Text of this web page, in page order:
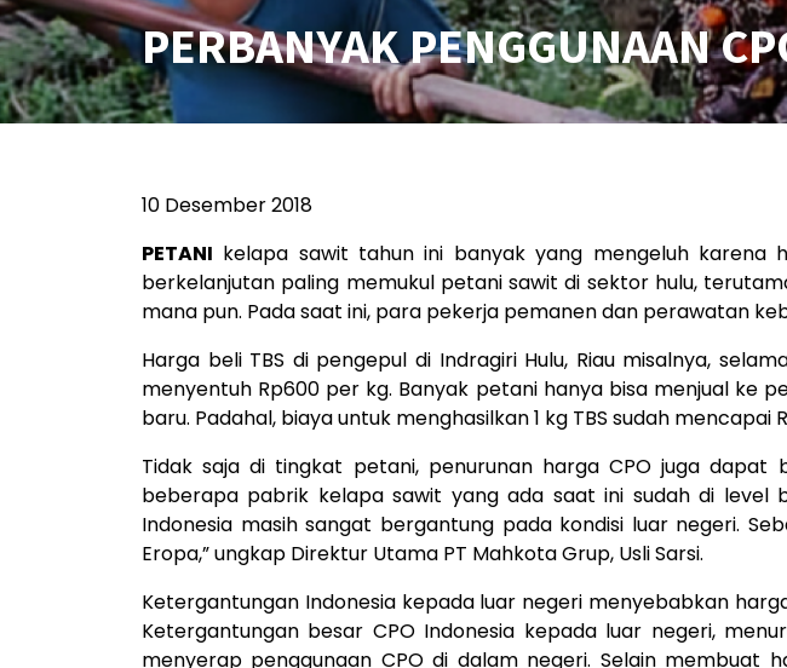
PERBANYAK PENGGUNAAN
10 Desember 2018
PETANI kelapa sawit tahun ini banyak yang mengeluh
berkelanjutan paling memukul petani sawit di sektor hulu,
mana pun. Pada saat ini, para pekerja pemanen dan perawatan
Harga beli TBS di pengepul di Indragiri Hulu, Riau misalnya,
menyentuh Rp600 per kg. Banyak petani hanya bisa menjual ke
baru. Padahal, biaya untuk menghasilkan 1 kg TBS sudah mencapai
Tidak saja di tingkat petani, penurunan harga CPO juga dapat
beberapa pabrik kelapa sawit yang ada saat ini sudah di level
Indonesia masih sangat bergantung pada kondisi luar negeri.
Eropa,” ungkap Direktur Utama PT Mahkota Grup, Usli Sarsi.
Ketergantungan Indonesia kepada luar negeri menyebabkan
Ketergantungan besar CPO Indonesia kepada luar negeri,
menyerap penggunaan CPO di dalam negeri. Selain membuat